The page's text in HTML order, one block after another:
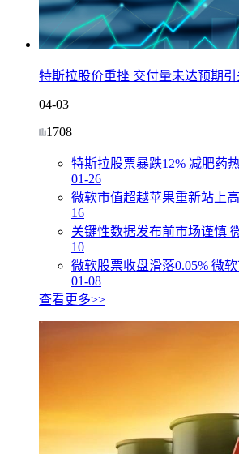
特斯拉股价重挫 交付量未达预期引
04-03
1708
特斯拉股票暴跌12% 减肥药
01-26
微软市值超越苹果重新站上
16
关键性数据发布前市场谨慎
10
微软股票收盘滑落0.05% 微
01-08
查看更多>>